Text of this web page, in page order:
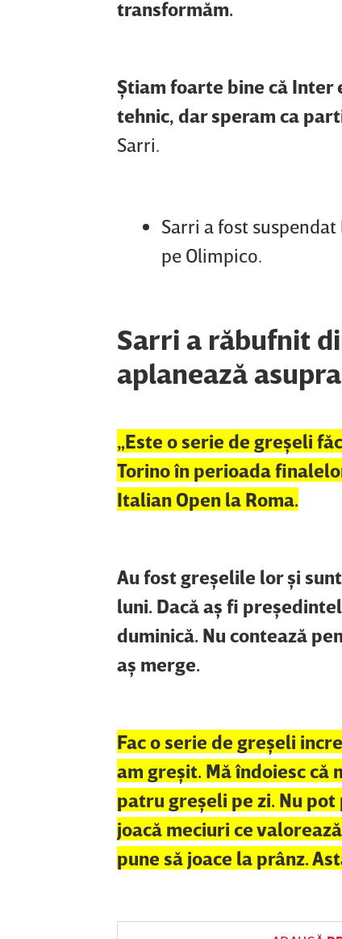
transformăm.
Ştiam foarte bine că Inter
tehnic, dar speram ca
Sarri.
Sarri a fost
pe Olimpico.
Sarri a răbufnit
aplanează
„Este o serie de greşeli
Torino în perioada
Italian Open la Roma.
Au fost greşelile lor şi
luni. Dacă aş fi
duminică. Nu contează
aş merge.
Fac o serie de greşeli
am greşit. Mă îndoiesc că
patru greşeli pe zi. Nu
joacă meciuri ce
pune să joace la prânz.